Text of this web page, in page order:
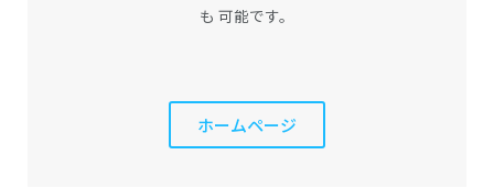
も 可能です。
ホームページ